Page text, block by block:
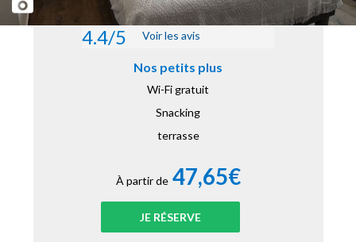
4.4/5 Voir les avis
Nos petits plus
Wi-Fi gratuit
Snacking
terrasse
À partir de 47,65€
JE RÉSERVE